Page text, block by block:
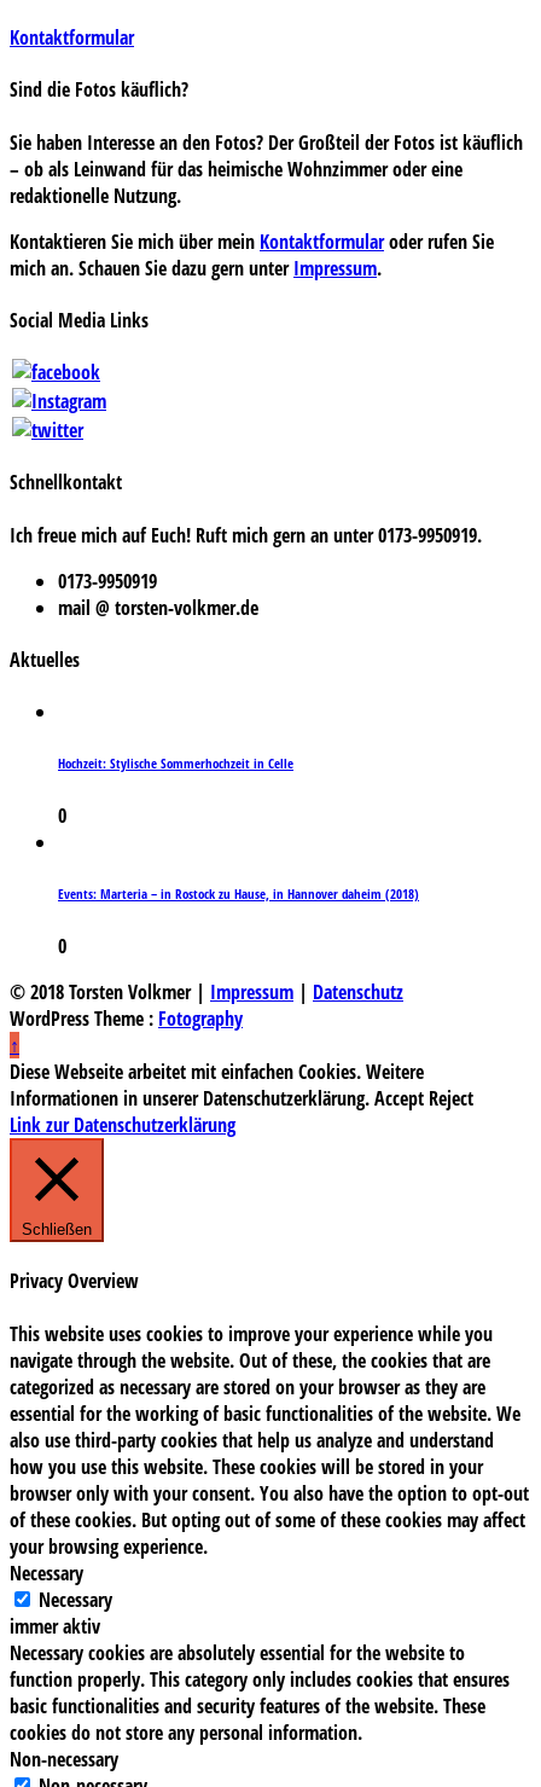
Kontaktformular
Sind die Fotos käuflich?
Sie haben Interesse an den Fotos? Der Großteil der Fotos ist käuflich
– ob als Leinwand für das heimische Wohnzimmer oder eine
redaktionelle Nutzung.
Kontaktieren Sie mich über mein Kontaktformularoder rufen Sie
mich an. Schauen Sie dazu gern unterImpressum.
Social Media Links
Schnellkontakt
Ich freue mich auf Euch! Ruft mich gern an unter 0173-9950919.
0173-9950919
mail @ torsten-volkmer.de
Aktuelles
Hochzeit: Stylische Sommerhochzeit in Celle
0
Events: Marteria – in Rostock zu Hause, in Hannover daheim (2018)
0
© 2018 Torsten Volkmer | Impressum | Datenschutz
WordPress Theme : Fotography
↑
Diese Webseite arbeitet mit einfachen Cookies. Weitere
Informationen in unserer Datenschutzerklärung.Accept Reject
Link zur Datenschutzerklärung
Schließen
Privacy Overview
This website uses cookies to improve your experience while you
navigate through the website. Out of these, the cookies that are
categorized as necessary are stored on your browser as they are
essential for the working of basic functionalities of the website. We
also use third-party cookies that help us analyze and understand
how you use this website. These cookies will be stored in your
browser only with your consent. You also have the option to opt-out
of these cookies. But opting out of some of these cookies may affect
your browsing experience.
Necessary
Necessary
immer aktiv
Necessary cookies are absolutely essential for the website to
function properly. This category only includes cookies that ensures
basic functionalities and security features of the website. These
cookies do not store any personal information.
Non-necessary